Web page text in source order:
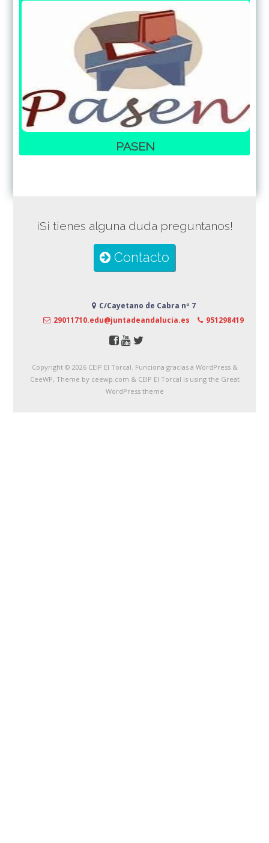
PASEN
¡Si tienes alguna duda preguntanos!
Contacto
C/Cayetano de Cabra nº 7
29011710.edu@juntadeandalucia.es
951298419
Copyright © 2026 CEIP El Torcal. Funciona gracias a WordPress&
CeeWP, Theme by ceewp.com & CEIP El Torcal is using the Great
WordPress theme